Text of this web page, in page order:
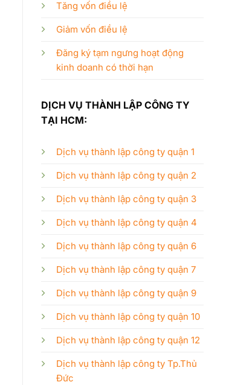
Tăng vốn điều lệ
Giảm vốn điều lệ
Đăng ký tạm ngưng hoạt động
kinh doanh có thời hạn
DỊCH VỤ THÀNH LẬP CÔNG TY
TẠI HCM:
Dịch vụ thành lập công ty quận 1
Dịch vụ thành lập công ty quận 2
Dịch vụ thành lập công ty quận 3
Dịch vụ thành lập công ty quận 4
Dịch vụ thành lập công ty quận 6
Dịch vụ thành lập công ty quận 7
Dịch vụ thành lập công ty quận 9
Dịch vụ thành lập công ty quận 10
Dịch vụ thành lập công ty quận 12
Dịch vụ thành lập công ty Tp.Thủ
Đức